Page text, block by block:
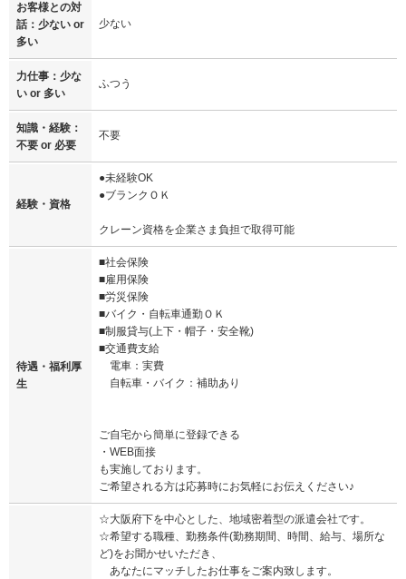
お客様との対
話：少ない or
多い
少ない
力仕事：少な
い or 多い
ふつう
知識・経験：
不要 or 必要
不要
経験・資格
●未経験OK
●ブランクＯＫ
クレーン資格を企業さま負担で取得可能
待遇・福利厚
生
■社会保険
■雇用保険
■労災保険
■バイク・自転車通勤ＯＫ
■制服貸与(上下・帽子・安全靴)
■交通費支給
電車：実費
自転車・バイク：補助あり
ご自宅から簡単に登録できる
・WEB面接
も実施しております。
ご希望される方は応募時にお気軽にお伝えください♪
☆大阪府下を中心とした、地域密着型の派遣会社です。
☆希望する職種、勤務条件(勤務期間、時間、給与、場所な
ど)をお聞かせいただき、
あなたにマッチしたお仕事をご案内致します。